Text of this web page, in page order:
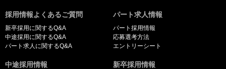
採用情報よくあるご質問
新卒採用に関するQ&A
中途採用に関するQ&A
パート求人に関するQ&A
パート求人情報
パート採用情報
応募選考方法
エントリーシート
中途採用情報 新卒採用情報